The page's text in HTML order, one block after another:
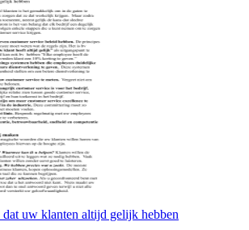
dat uw klanten altijd gelijk hebben